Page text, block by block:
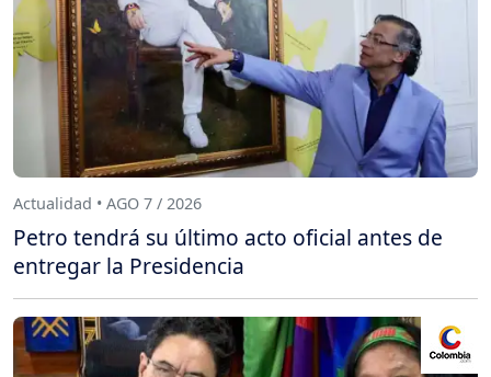
Actualidad • AGO 7 / 2026
Petro tendrá su último acto oficial antes de
entregar la Presidencia